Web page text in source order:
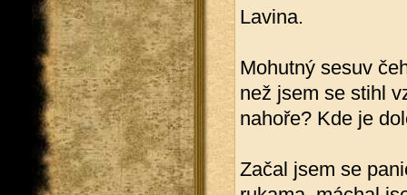
Lavina.
Mohutný sesuv
než jsem se stihl
nahoře? Kde je
Začal jsem se